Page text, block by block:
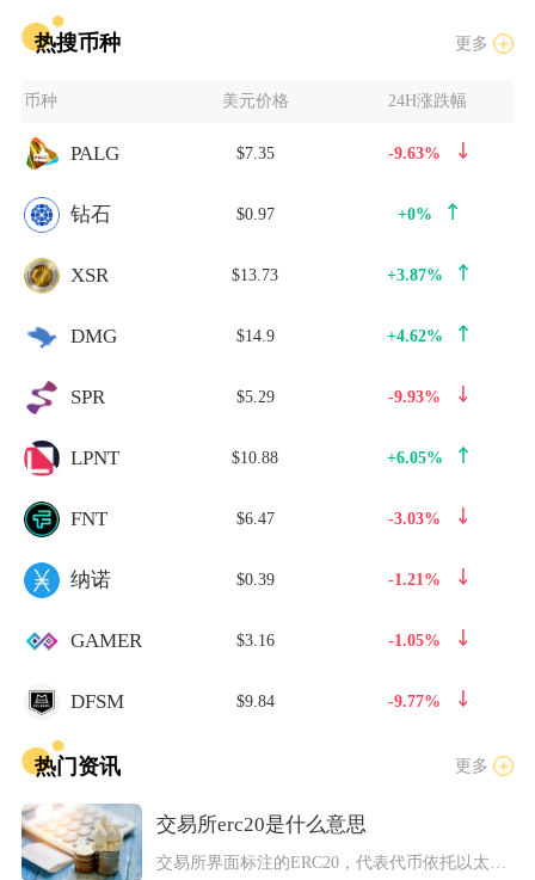
热搜币种 更多
币种 美元价格 24H涨跌幅
PALG $7.35 -9.63%
钻石 $0.97 +0%
XSR $13.73 +3.87%
DMG $14.9 +4.62%
SPR $5.29 -9.93%
LPNT $10.88 +6.05%
FNT $6.47 -3.03%
纳诺 $0.39 -1.21%
GAMER $3.16 -1.05%
DFSM $9.84 -9.77%
热门资讯 更多
交易所erc20是什么意思
交易所界面标注的ERC20，代表代币依托以太坊主网、遵循EI...